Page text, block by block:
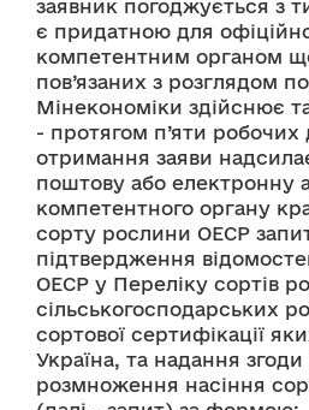
заявник погоджується з
є придатною для
компетентним органом
пов’язаних з розглядом
Мінекономіки здійснює
- протягом п’яти робочих
отримання заяви
поштову або електронну
компетентного органу
сорту рослини ОЕСР
підтвердження
ОЕСР у Переліку сортів
сільськогосподарських
сортової сертифікації
Україна, та надання
розмноження насіння